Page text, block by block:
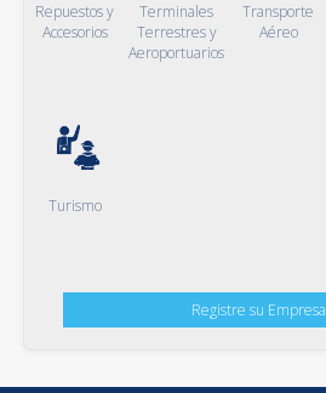
Repuestos y
Accesorios
Terminales
Terrestres y
Aeroportuarios
Transporte
Aéreo
Turismo
Registre su Empresa